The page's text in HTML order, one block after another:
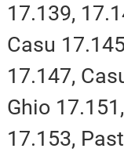
17.139,
Casu
17.147,
Ghio
17.153,